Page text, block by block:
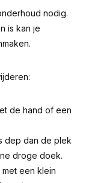
nodig.
is kan je
de hand of een
dep dan de plek
droge doek.
een klein